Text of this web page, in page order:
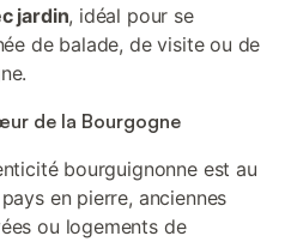
jardin, idéal pour se
de balade, de visite ou de
de la Bourgogne
bourguignonne est au
en pierre, anciennes
ou logements de